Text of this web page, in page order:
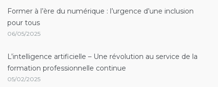
Former à l’ère du numérique : l’urgence d’une inclusion
pour tous
06/05/2025
L’intelligence artificielle – Une révolution au service de la
formation professionnelle continue
05/02/2025